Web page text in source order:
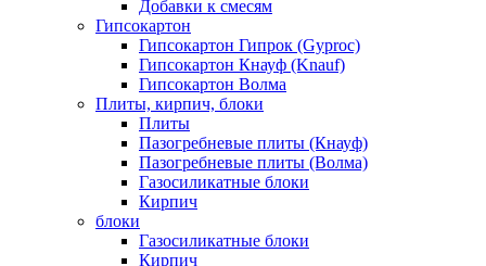
Добавки к смесям
Гипсокартон
Гипсокартон Гипрок (Gyproc)
Гипсокартон Кнауф (Knauf)
Гипсокартон Волма
Плиты, кирпич, блоки
Плиты
Пазогребневые плиты (Кнауф)
Пазогребневые плиты (Волма)
Газосиликатные блоки
Кирпич
блоки
Газосиликатные блоки
Кирпич